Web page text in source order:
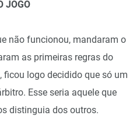
JOGO
não funcionou, mandaram o
as primeiras regras do
ficou logo decidido que só um
Esse seria aquele que
distinguia dos outros.